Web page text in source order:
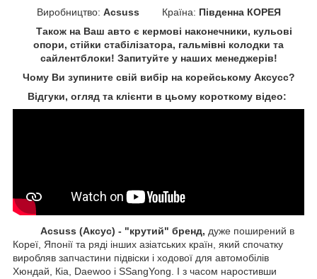
Виробництво: Acsuss Країна: Південна КОРЕЯ
Також на Ваш авто є кермові наконечники, кульові
опори, стійки стабілізатора, гальмівні колодки та
сайлентблоки! Запитуйте у наших менеджерів!
Чому Ви зупините свій вибір на корейському Аксусс?
Відгуки, огляд та клієнти в цьому короткому відео:
Acsuss (Аксус) - "крутий" бренд, дуже поширений в
Кореї, Японії та ряді інших азіатських країн, який спочатку
виробляв запчастини підвіски і ходової для автомобілів
Хюндай, Кіа, Daewoo і SSangYong. І з часом наростивши